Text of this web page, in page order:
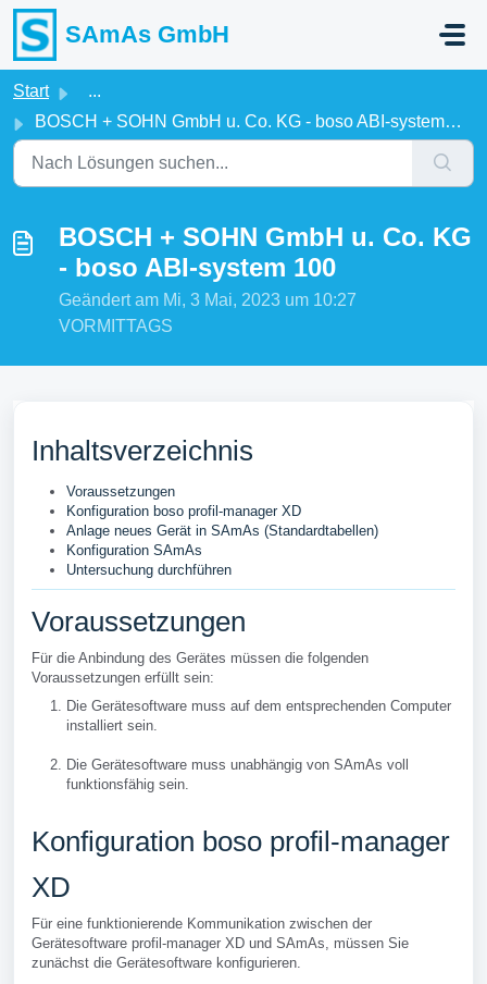
Zum hauptsächlichen Inhalt gehen
SAmAs GmbH
Start
...
BOSCH + SOHN GmbH u. Co. KG - boso ABI-system 100
BOSCH + SOHN GmbH u. Co. KG
- boso ABI-system 100
Geändert am Mi, 3 Mai, 2023 um 10:27
VORMITTAGS
Inhaltsverzeichnis
Voraussetzungen
Konfiguration boso profil-manager XD
Anlage neues Gerät in SAmAs (Standardtabellen)
Konfiguration SAmAs
Untersuchung durchführen
Voraussetzungen
Für die Anbindung des Gerätes müssen die folgenden
Voraussetzungen erfüllt sein:
Die Gerätesoftware muss auf dem entsprechenden Computer
installiert sein.
Die Gerätesoftware muss unabhängig von SAmAs voll
funktionsfähig sein.
Konfiguration boso profil-manager
XD
Für eine funktionierende Kommunikation zwischen der
Gerätesoftware profil-manager XD und SAmAs, müssen Sie
zunächst die Gerätesoftware konfigurieren.